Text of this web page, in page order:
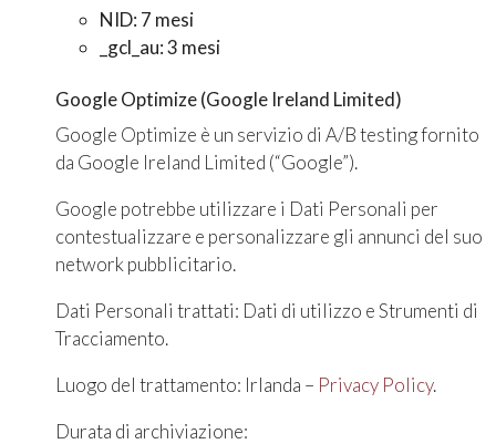
NID: 7 mesi
_gcl_au: 3 mesi
Google Optimize (Google Ireland Limited)
Google Optimize è un servizio di A/B testing fornito
da Google Ireland Limited (“Google”).
Google potrebbe utilizzare i Dati Personali per
contestualizzare e personalizzare gli annunci del suo
network pubblicitario.
Dati Personali trattati: Dati di utilizzo e Strumenti di
Tracciamento.
Luogo del trattamento: Irlanda – Privacy Policy.
Durata di archiviazione: